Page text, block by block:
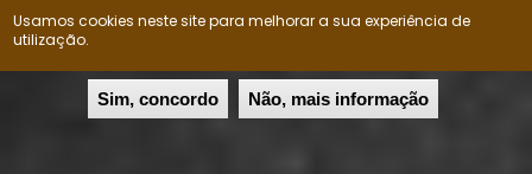
Usamos cookies neste site para melhorar a sua experiência de
utilização.
Sim, concordo Não, mais informação
Nação Ovimbundu